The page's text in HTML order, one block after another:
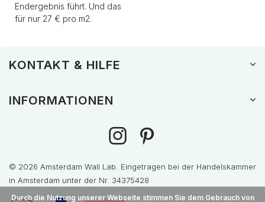
Endergebnis führt. Und das
für nur 27 € pro m2.
KONTAKT & HILFE
INFORMATIONEN
© 2026 Amsterdam Wall Lab. Eingetragen bei der Handelskammer
in Amsterdam unter der Nr. 34375428
Durch die Nutzung unserer Webseite stimmen Sie dem Gebrauch von